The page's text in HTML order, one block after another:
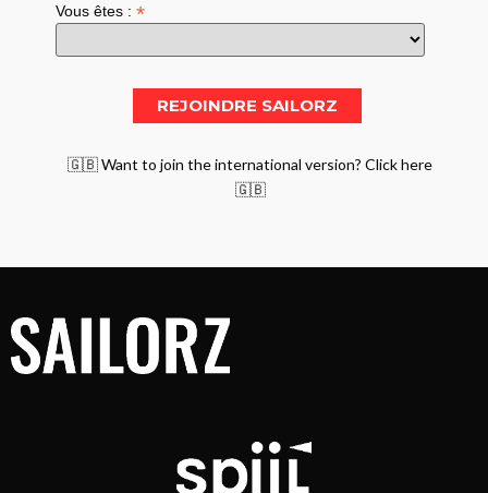
Vous êtes :*
🇬🇧 Want to join the international version? Click here
🇬🇧